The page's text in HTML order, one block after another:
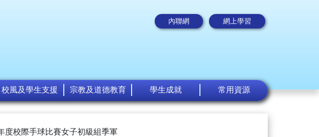
內聯網 網上學習
校風及學生支援 宗教及道德教育 學生成就 常用資源
度校際手球比賽女子初級組季軍